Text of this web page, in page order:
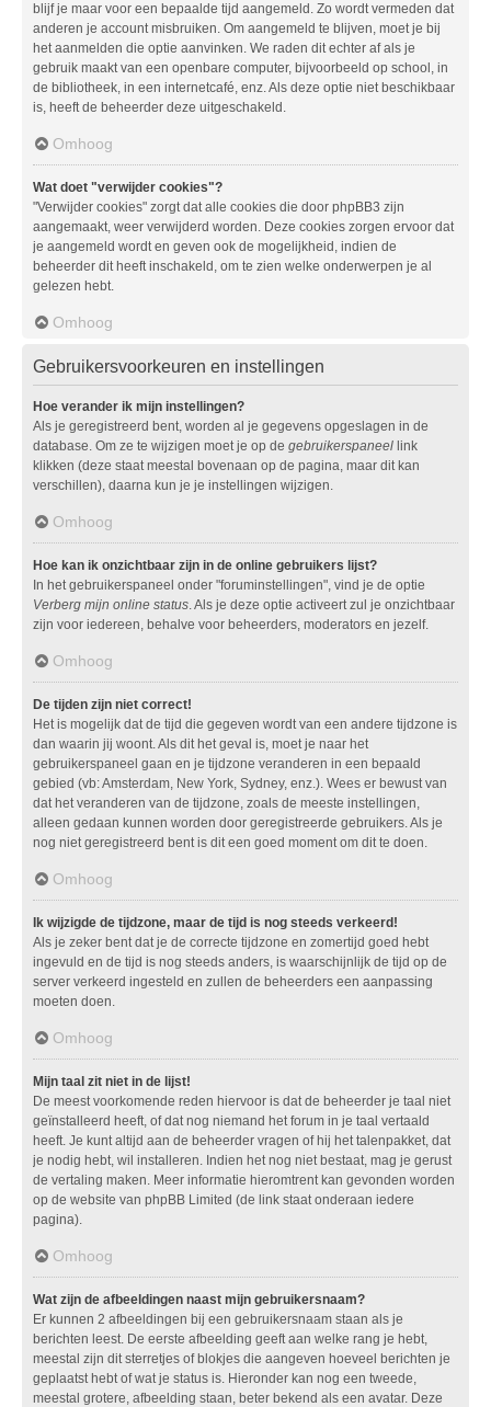
blijf je maar voor een bepaalde tijd aangemeld. Zo wordt vermeden dat
anderen je account misbruiken. Om aangemeld te blijven, moet je bij
het aanmelden die optie aanvinken. We raden dit echter af als je
gebruik maakt van een openbare computer, bijvoorbeeld op school, in
de bibliotheek, in een internetcafé, enz. Als deze optie niet beschikbaar
is, heeft de beheerder deze uitgeschakeld.
Omhoog
Wat doet "verwijder cookies"?
"Verwijder cookies" zorgt dat alle cookies die door phpBB3 zijn
aangemaakt, weer verwijderd worden. Deze cookies zorgen ervoor dat
je aangemeld wordt en geven ook de mogelijkheid, indien de
beheerder dit heeft inschakeld, om te zien welke onderwerpen je al
gelezen hebt.
Omhoog
Gebruikersvoorkeuren en instellingen
Hoe verander ik mijn instellingen?
Als je geregistreerd bent, worden al je gegevens opgeslagen in de
database. Om ze te wijzigen moet je op de gebruikerspaneel link
klikken (deze staat meestal bovenaan op de pagina, maar dit kan
verschillen), daarna kun je je instellingen wijzigen.
Omhoog
Hoe kan ik onzichtbaar zijn in de online gebruikers lijst?
In het gebruikerspaneel onder "foruminstellingen", vind je de optie
Verberg mijn online status. Als je deze optie activeert zul je onzichtbaar
zijn voor iedereen, behalve voor beheerders, moderators en jezelf.
Omhoog
De tijden zijn niet correct!
Het is mogelijk dat de tijd die gegeven wordt van een andere tijdzone is
dan waarin jij woont. Als dit het geval is, moet je naar het
gebruikerspaneel gaan en je tijdzone veranderen in een bepaald
gebied (vb: Amsterdam, New York, Sydney, enz.). Wees er bewust van
dat het veranderen van de tijdzone, zoals de meeste instellingen,
alleen gedaan kunnen worden door geregistreerde gebruikers. Als je
nog niet geregistreerd bent is dit een goed moment om dit te doen.
Omhoog
Ik wijzigde de tijdzone, maar de tijd is nog steeds verkeerd!
Als je zeker bent dat je de correcte tijdzone en zomertijd goed hebt
ingevuld en de tijd is nog steeds anders, is waarschijnlijk de tijd op de
server verkeerd ingesteld en zullen de beheerders een aanpassing
moeten doen.
Omhoog
Mijn taal zit niet in de lijst!
De meest voorkomende reden hiervoor is dat de beheerder je taal niet
geïnstalleerd heeft, of dat nog niemand het forum in je taal vertaald
heeft. Je kunt altijd aan de beheerder vragen of hij het talenpakket, dat
je nodig hebt, wil installeren. Indien het nog niet bestaat, mag je gerust
de vertaling maken. Meer informatie hieromtrent kan gevonden worden
op de website van phpBB Limited (de link staat onderaan iedere
pagina).
Omhoog
Wat zijn de afbeeldingen naast mijn gebruikersnaam?
Er kunnen 2 afbeeldingen bij een gebruikersnaam staan als je
berichten leest. De eerste afbeelding geeft aan welke rang je hebt,
meestal zijn dit sterretjes of blokjes die aangeven hoeveel berichten je
geplaatst hebt of wat je status is. Hieronder kan nog een tweede,
meestal grotere, afbeelding staan, beter bekend als een avatar. Deze